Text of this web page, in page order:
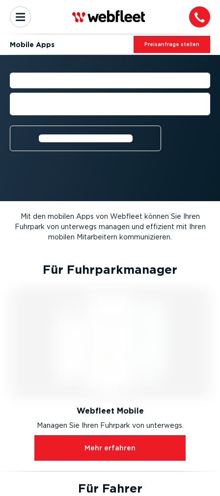
Mobile Apps Preis­an­frage stellen
MOBILE APPS
Managen Sie Ihren Fuhrpark von
Weitere Infor­ma­tionen⁠
Mit den mobilen Apps von Webfleet können Sie Ihren
Fuhrpark von unterwegs managen und effizient mit Ihren
mobilen Mitar­beitern kommu­ni­zieren.
Für Fuhrpark­ma­nager
Webfleet Mobile
Managen Sie Ihren Fuhrpark von unterwegs.
Mehr erfahren
Für Fahrer